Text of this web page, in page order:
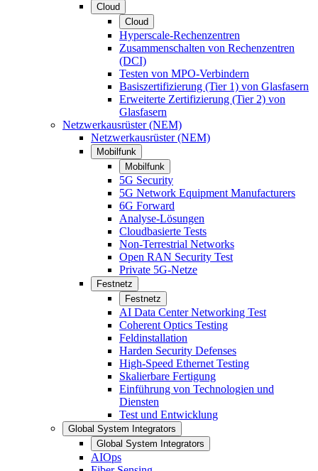
Cloud
Cloud
Hyperscale-Rechenzentren
Zusammenschalten von Rechenzentren
(DCI)
Testen von MPO-Verbindern
Basiszertifizierung (Tier 1) von Glasfasern
Erweiterte Zertifizierung (Tier 2) von
Glasfasern
Netzwerkausrüster (NEM)
Netzwerkausrüster (NEM)
Mobilfunk
Mobilfunk
5G Security
5G Network Equipment Manufacturers
6G Forward
Analyse-Lösungen
Cloudbasierte Tests
Non-Terrestrial Networks
Open RAN Security Test
Private 5G-Netze
Festnetz
Festnetz
AI Data Center Networking Test
Coherent Optics Testing
Feldinstallation
Harden Security Defenses
High-Speed Ethernet Testing
Skalierbare Fertigung
Einführung von Technologien und
Diensten
Test und Entwicklung
Global System Integrators
Global System Integrators
AIOps